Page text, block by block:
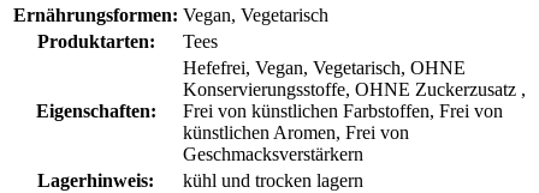
Ernährungsformen: Vegan, Vegetarisch
Produktarten:
Tees
Eigenschaften:
Hefefrei, Vegan, Vegetarisch, OHNE
Konservierungsstoffe, OHNE Zuckerzusatz ,
Frei von künstlichen Farbstoffen, Frei von
künstlichen Aromen, Frei von
Geschmacksverstärkern
Lagerhinweis:
kühl und trocken lagern